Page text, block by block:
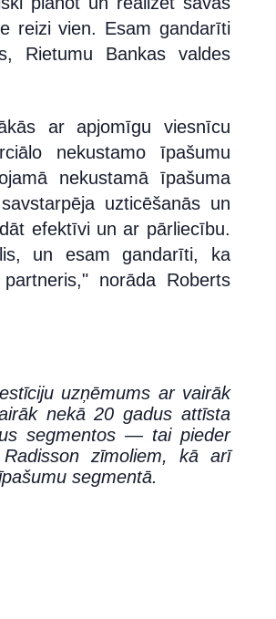
reizi vien. Esam gandarīti
Rietumu Bankas valdes
ar apjomīgu viesnīcu
nekustamo īpašumu
nekustamā īpašuma
uzticēšanās un
efektīvi un ar pārliecību.
un esam gandarīti, ka
norāda Roberts
uzņēmums ar vairāk
nekā 20 gadus attīsta
segmentos — tai pieder
zīmoliem, kā arī
segmentā.